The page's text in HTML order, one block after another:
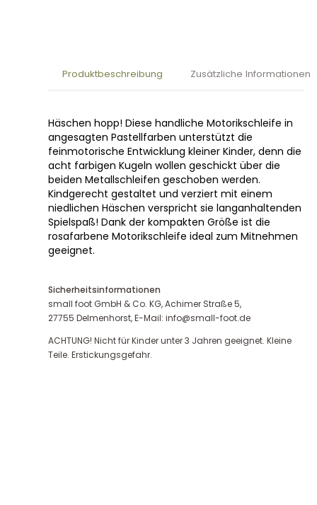
Produktbeschreibung Zusätzliche Informationen
Häschen hopp! Diese handliche Motorikschleife in
angesagten Pastellfarben unterstützt die
feinmotorische Entwicklung kleiner Kinder, denn die
acht farbigen Kugeln wollen geschickt über die
beiden Metallschleifen geschoben werden.
Kindgerecht gestaltet und verziert mit einem
niedlichen Häschen verspricht sie langanhaltenden
Spielspaß! Dank der kompakten Größe ist die
rosafarbene Motorikschleife ideal zum Mitnehmen
geeignet.
Sicherheitsinformationen
small foot GmbH & Co. KG, Achimer Straße 5,
27755 Delmenhorst, E-Mail: info@small-foot.de
ACHTUNG! Nicht für Kinder unter 3 Jahren geeignet. Kleine
Teile. Erstickungsgefahr.